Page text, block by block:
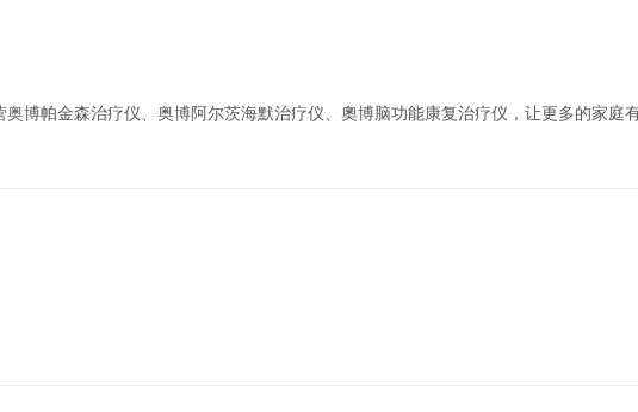
帕金森治疗仪、奥博阿尔茨海默治疗仪、奧博脑功能康复治疗仪，让更多的家庭有